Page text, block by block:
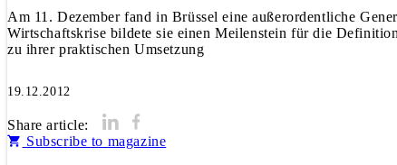
Am 11. Dezember fand in Brüssel eine außerordentliche
Wirtschaftskrise bildete sie einen Meilenstein für die
zu ihrer praktischen Umsetzung
19.12.2012
Share article:
Subscribe to magazine